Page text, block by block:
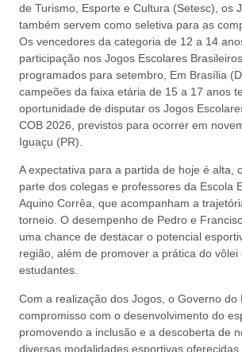
de Turismo, Esporte e Cultura (Setesc), os
também servem como seletiva para as
Os vencedores da categoria de 12 a 14
participação nos Jogos Escolares Brasileiros
programados para setembro, Em Brasília
campeões da faixa etária de 15 a 17 anos
oportunidade de disputar os Jogos
COB 2026, previstos para ocorrer em
Iguaçu (PR).
A expectativa para a partida de hoje é alta,
parte dos colegas e professores da Escola
Aquino Corrêa, que acompanham a
torneio. O desempenho de Pedro e
uma chance de destacar o potencial
região, além de promover a prática do
estudantes.
Com a realização dos Jogos, o Governo do
compromisso com o desenvolvimento do
promovendo a inclusão e a descoberta de
diversas modalidades esportivas